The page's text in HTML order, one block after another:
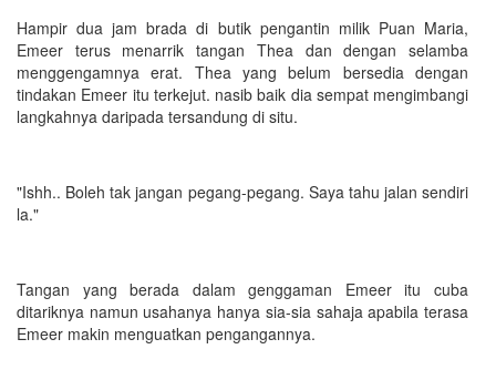
Hampir dua jam brada di butik pengantin milik Puan Maria,
Emeer terus menarrik tangan Thea dan dengan selamba
menggengamnya erat. Thea yang belum bersedia dengan
tindakan Emeer itu terkejut. nasib baik dia sempat mengimbangi
langkahnya daripada tersandung di situ.
"Ishh.. Boleh tak jangan pegang-pegang. Saya tahu jalan sendiri
la."
Tangan yang berada dalam genggaman Emeer itu cuba
ditariknya namun usahanya hanya sia-sia sahaja apabila terasa
Emeer makin menguatkan pengangannya.